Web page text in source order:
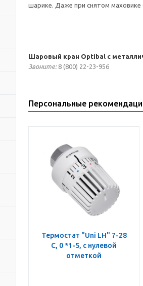
шарике. Даже при снятом маховике
Шаровый кран Optibal с
Звоните:8 (800) 22-23-956
Персональные
Термостат "Uni LH" 7-28
C, 0 *1-5, с нулевой
отметкой